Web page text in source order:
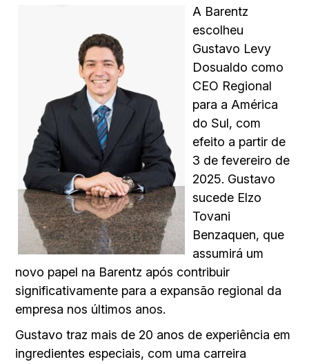
A Barentz
escolheu
Gustavo Levy
Dosualdo como
CEO Regional
para a América
do Sul, com
efeito a partir de
3 de fevereiro de
2025. Gustavo
sucede Elzo
Tovani
Benzaquen, que
assumirá um
novo papel na Barentz após contribuir
significativamente para a expansão regional da
empresa nos últimos anos.
Gustavo traz mais de 20 anos de experiência em
ingredientes especiais, com uma carreira